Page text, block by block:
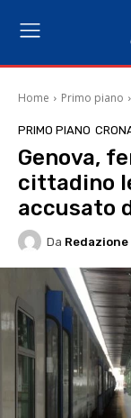
Home Primo piano
PRIMO PIANO
Genova,
cittadino
accusato
Da Redazione